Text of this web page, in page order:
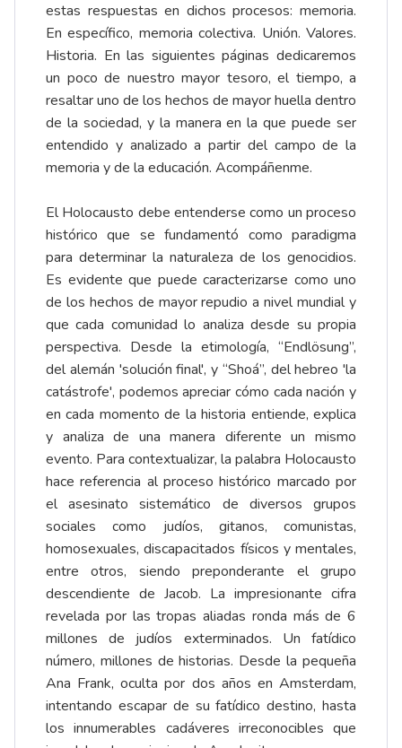
estas respuestas en dichos procesos: memoria.
En específico, memoria colectiva. Unión. Valores.
Historia. En las siguientes páginas dedicaremos
un poco de nuestro mayor tesoro, el tiempo, a
resaltar uno de los hechos de mayor huella dentro
de la sociedad, y la manera en la que puede ser
entendido y analizado a partir del campo de la
memoria y de la educación. Acompáñenme.
El Holocausto debe entenderse como un proceso
histórico que se fundamentó como paradigma
para determinar la naturaleza de los genocidios.
Es evidente que puede caracterizarse como uno
de los hechos de mayor repudio a nivel mundial y
que cada comunidad lo analiza desde su propia
perspectiva. Desde la etimología, “Endlösung”,
del alemán 'solución final', y “Shoá”, del hebreo 'la
catástrofe', podemos apreciar cómo cada nación y
en cada momento de la historia entiende, explica
y analiza de una manera diferente un mismo
evento. Para contextualizar, la palabra Holocausto
hace referencia al proceso histórico marcado por
el asesinato sistemático de diversos grupos
sociales como judíos, gitanos, comunistas,
homosexuales, discapacitados físicos y mentales,
entre otros, siendo preponderante el grupo
descendiente de Jacob. La impresionante cifra
revelada por las tropas aliadas ronda más de 6
millones de judíos exterminados. Un fatídico
número, millones de historias. Desde la pequeña
Ana Frank, oculta por dos años en Amsterdam,
intentando escapar de su fatídico destino, hasta
los innumerables cadáveres irreconocibles que